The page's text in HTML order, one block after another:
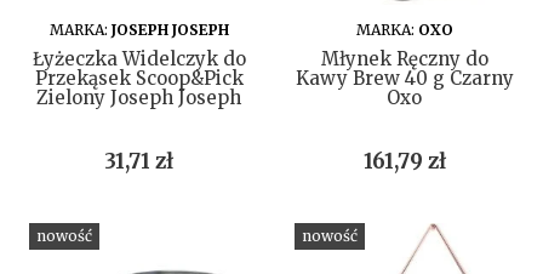
DO KOSZYKA
MARKA: JOSEPH JOSEPH
Łyżeczka Widelczyk do
Przekąsek Scoop&Pick
Zielony Joseph Joseph
Cena
31,71 zł
DO KOSZYKA
MARKA: OXO
Młynek Ręczny do
Kawy Brew 40 g Czarny
Oxo
Cena
161,79 zł
nowość nowość